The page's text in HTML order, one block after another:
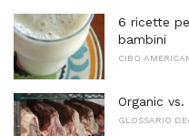
6 ricette
bambini
CIBO
Organic
GLOSSARIO